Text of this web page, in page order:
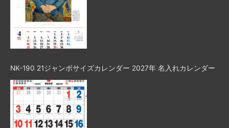
NK-190 21ジャンボサイズカレンダー 2027年 名入れカレンダー